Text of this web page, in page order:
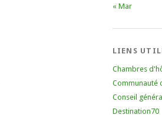
« Mar
LIENS
Chambres
Communauté
Conseil
Destination70